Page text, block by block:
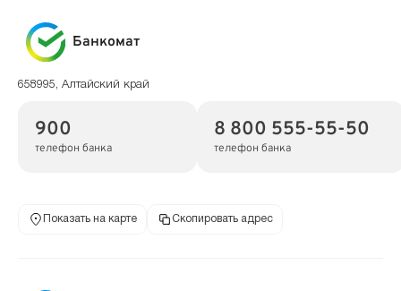
Банкомат
658995, Алтайский край
900
телефон банка
8 800 555-55-50
телефон банка
Показать на карте Скопировать адрес